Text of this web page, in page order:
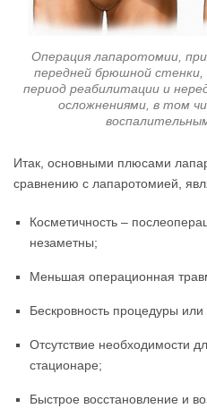
Операция лапаротомии,
передней брюшной стенки,
период реабилитации и
осложнениями, в том
Итак, основными плюсами
сравнению с лапаротомией,
Косметичность –
незаметны;
Меньшая операционная
Бескровность процедуры
Отсутствие необходимости
стационаре;
Быстрое восстановление и